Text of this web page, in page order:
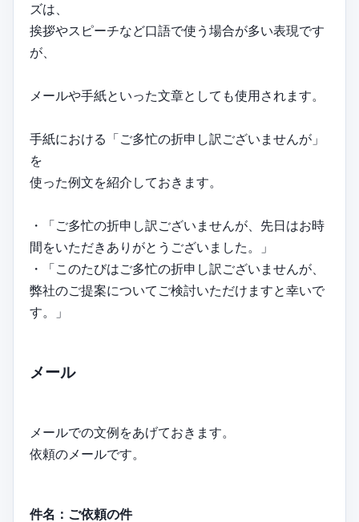
ズは、
挨拶やスピーチなど口語で使う場合が多い表現です
が、
メールや手紙といった文章としても使用されます。
手紙における「ご多忙の折申し訳ございませんが」
を
使った例文を紹介しておきます。
・「ご多忙の折申し訳ございませんが、先日はお時
間をいただきありがとうございました。」
・「このたびはご多忙の折申し訳ございませんが、
弊社のご提案についてご検討いただけますと幸いで
す。」
メール
メールでの文例をあげておきます。
依頼のメールです。
件名：ご依頼の件